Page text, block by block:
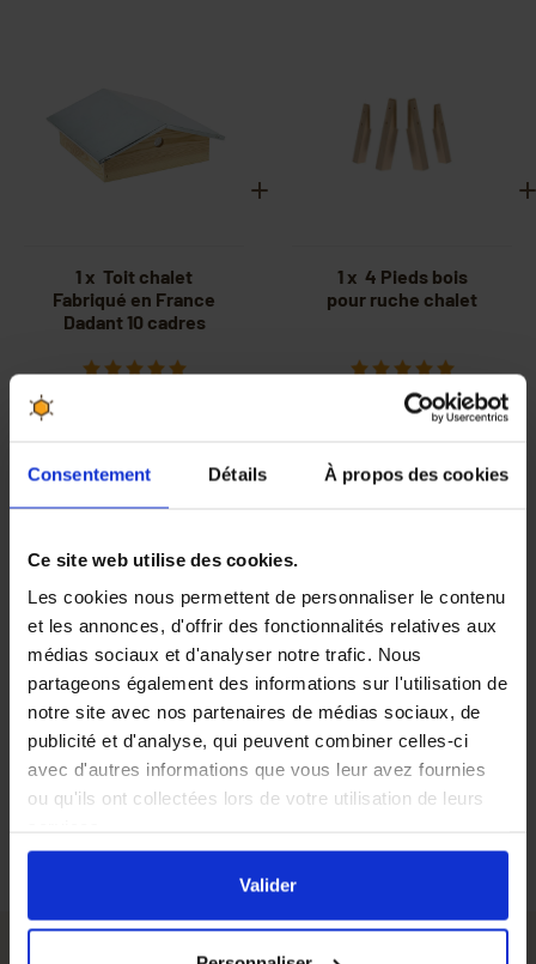
Consentement Détails À propos des cookies
Ce site web utilise des cookies.
Les cookies nous permettent de personnaliser le contenu
et les annonces, d'offrir des fonctionnalités relatives aux
médias sociaux et d'analyser notre trafic. Nous
partageons également des informations sur l'utilisation de
notre site avec nos partenaires de médias sociaux, de
publicité et d'analyse, qui peuvent combiner celles-ci
avec d'autres informations que vous leur avez fournies
ou qu'ils ont collectées lors de votre utilisation de leurs
En cliquant sur le boutonValidervous acceptez
l'ensemble des cookies de notre site ainsi que ceux de
nos partenaires. Vous pouvez également choisir les
Valider
1 x Toit chalet
Fabriqué en France
Dadant 10 cadres
1 x 4 Pieds bois
pour ruche chalet
1 x Auvent pour
ruche chalet 10
cadres